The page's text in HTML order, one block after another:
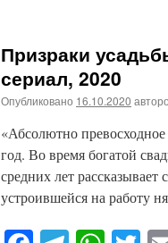
Призраки
сериал, 2020
Опубликовано 16.10.2020
«Абсолютно
год. Во время богатой
средних лет
устроившейся на работу